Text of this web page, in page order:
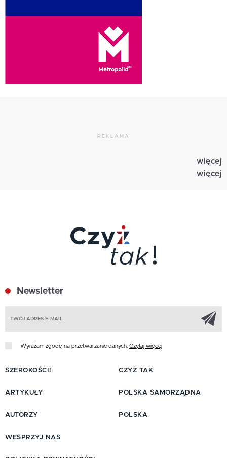
REKLAMA
więcej
więcej
Newsletter
Wyrażam zgodę na przetwarzanie danych. Czytaj więcej
SZEROKOŚCI!
ARTYKUŁY
AUTORZY
CZYŻ TAK
POLSKA SAMORZĄDNA
POLSKA
WESPRZYJ NAS